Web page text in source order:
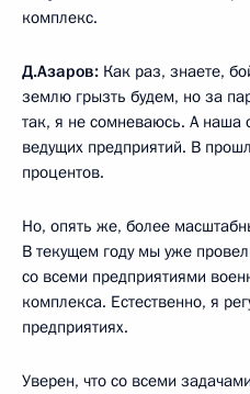
комплекс.
Д.Азаров: Как раз, знаете,
землю грызть будем, но за
так, я не сомневаюсь. А наша
ведущих предприятий. В
процентов.
Но, опять же, более
В текущем году мы уже
со всеми предприятиями
комплекса. Естественно, я
предприятиях.
Уверен, что со всеми